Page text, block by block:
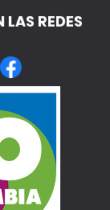
LAS REDES